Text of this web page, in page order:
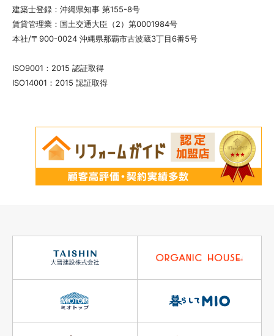
建築士登録：沖縄県知事 第155-8号
賃貸管理業：国土交通大臣（2）第0001984号
本社/〒900-0024 沖縄県那覇市古波蔵3丁目6番5号
ISO9001：2015 認証取得
ISO14001：2015 認証取得